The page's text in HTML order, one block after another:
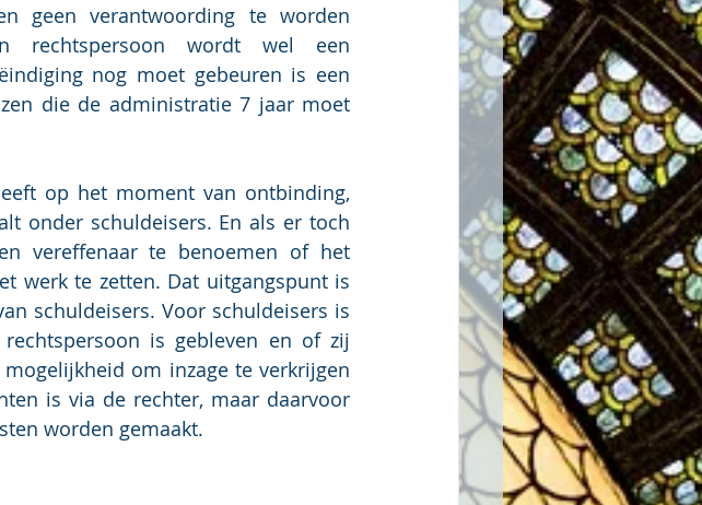
geen verantwoording te worden
rechtspersoon wordt wel een
nog moet gebeuren is een
die de administratie 7 jaar moet
op het moment van ontbinding,
onder schuldeisers. En als er toch
vereffenaar te benoemen of het
werk te zetten. Dat uitgangspunt is
schuldeisers. Voor schuldeisers is
is gebleven en of zij
om inzage te verkrijgen
is via de rechter, maar daarvoor
worden gemaakt.